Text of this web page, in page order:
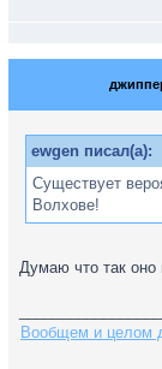
ewgen писал(а):
Существует
Волхове!
Думаю что так оно
Вообщем и целом